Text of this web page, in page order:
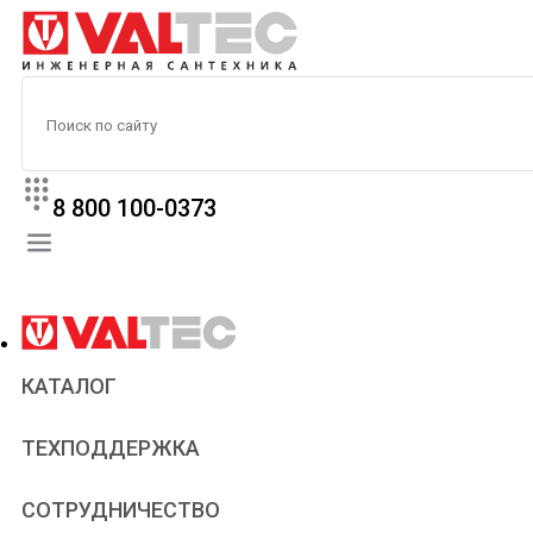
8 800 100-0373
КАТАЛОГ
ТЕХПОДДЕРЖКА
Паспорта и сертификаты
Статьи
СОТРУДНИЧЕСТВО
Сантехникам